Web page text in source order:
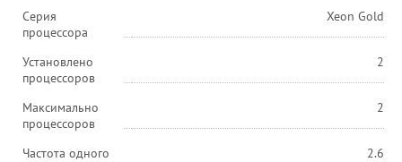
Серия
процессора
Xeon Gold
Установлено
процессоров
2
Максимально
процессоров
2
Частота одного
2.6